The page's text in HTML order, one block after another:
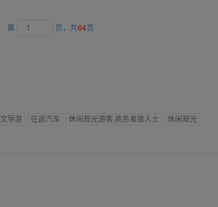
第 页，共64页
导游 往返汽车 休闲观光游客,商务差旅人士 休闲观光